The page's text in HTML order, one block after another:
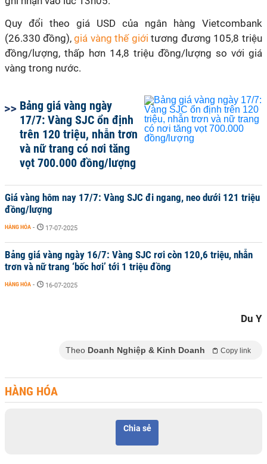
Quy đổi theo giá USD của ngân hàng Vietcombank
(26.330 đồng), giá vàng thế giới tương đương 105,8 triệu
đồng/lượng, thấp hơn 14,8 triệu đồng/lượng so với giá
vàng trong nước.
Bảng giá vàng ngày
17/7: Vàng SJC ổn định
trên 120 triệu, nhẫn trơn
và nữ trang có nơi tăng
vọt 700.000 đồng/lượng
Giá vàng hôm nay 17/7: Vàng SJC đi ngang, neo dưới 121 triệu
đồng/lượng
HÀNG HÓA - 17-07-2025
Bảng giá vàng ngày 16/7: Vàng SJC rơi còn 120,6 triệu, nhẫn
trơn và nữ trang ‘bốc hơi’ tới 1 triệu đồng
HÀNG HÓA - 16-07-2025
Du Y
Theo Doanh Nghiệp & Kinh Doanh Copy link
HÀNG HÓA
Chia sẻ